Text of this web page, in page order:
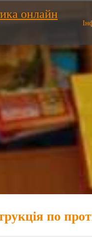
онлайн
по